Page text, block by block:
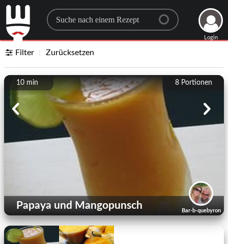
Search for a recipe
Login
Filter Zurücksetzen
8 Portionen
10 min
Bar-b-quebyron
Papaya und Mangopunsch